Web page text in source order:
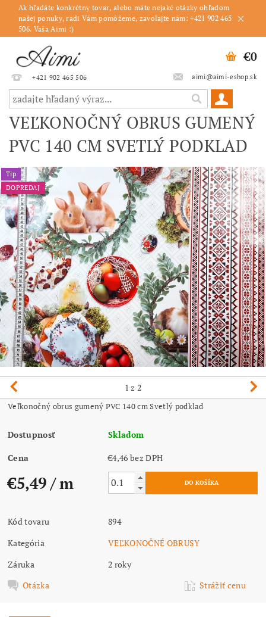
Ak hľadáte konkrétny tovar, alebo máte nejaké otázky ohľadom
našej ponuky, radi Vám pomôžeme, zavolajte nám: +421 902 465
506. Vaša Aimi :)
+421 902 465 506 aimi@aimi-eshop.sk
€0
VEĽKONOČNÝ OBRUS GUMENÝ
PVC 140 CM SVETLÝ PODKLAD
Tip
DOPREDAJ
1 z 2
Veľkonočný obrus gumený PVC 140 cm Svetlý podklad
Dostupnosť Skladom
Cena €4,46 bez DPH
€5,49/ m
Kód tovaru
894
Kategória
VEĽKONOČNÉ OBRUSY
Záruka
2 roky
Otázka
Strážiť cenu